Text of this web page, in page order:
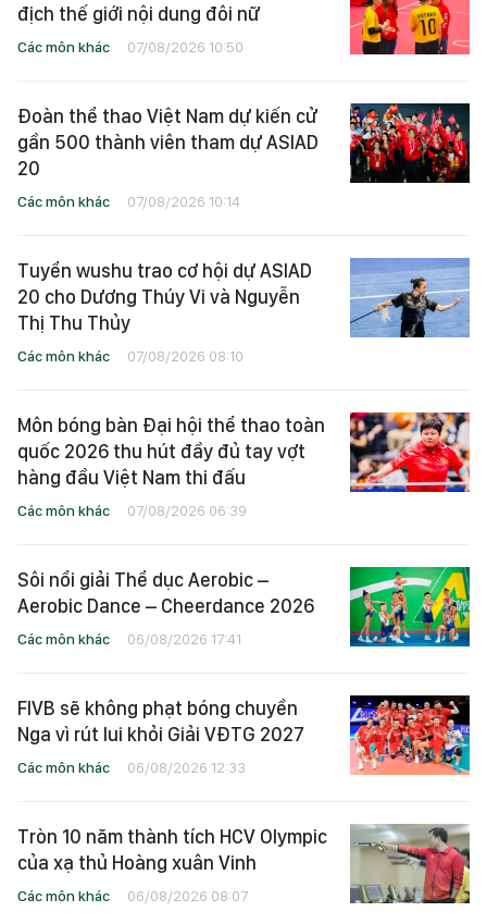
địch thế giới nội dung đôi nữ
Các môn khác 07/08/2026 10:50
Đoàn thể thao Việt Nam dự kiến cử
gần 500 thành viên tham dự ASIAD
20
Các môn khác 07/08/2026 10:14
Tuyển wushu trao cơ hội dự ASIAD
20 cho Dương Thúy Vi và Nguyễn
Thị Thu Thủy
Các môn khác 07/08/2026 08:10
Môn bóng bàn Đại hội thể thao toàn
quốc 2026 thu hút đầy đủ tay vợt
hàng đầu Việt Nam thi đấu
Các môn khác 07/08/2026 06:39
Sôi nổi giải Thể dục Aerobic –
Aerobic Dance – Cheerdance 2026
Các môn khác 06/08/2026 17:41
FIVB sẽ không phạt bóng chuyền
Nga vì rút lui khỏi Giải VĐTG 2027
Các môn khác 06/08/2026 12:33
Tròn 10 năm thành tích HCV Olympic
của xạ thủ Hoàng xuân Vinh
Các môn khác 06/08/2026 08:07